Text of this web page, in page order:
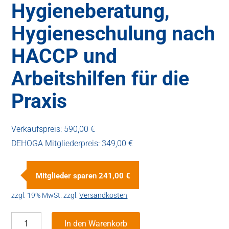
Hygieneberatung,
Hygieneschulung nach
HACCP und
Arbeitshilfen für die
Praxis
Verkaufspreis: 590,00 €
DEHOGA Mitgliederpreis:349,00 €
Mitglieder sparen 241,00 €
zzgl. 19% MwSt. zzgl.Versandkosten
Hygieneberatung,
In den Warenkorb